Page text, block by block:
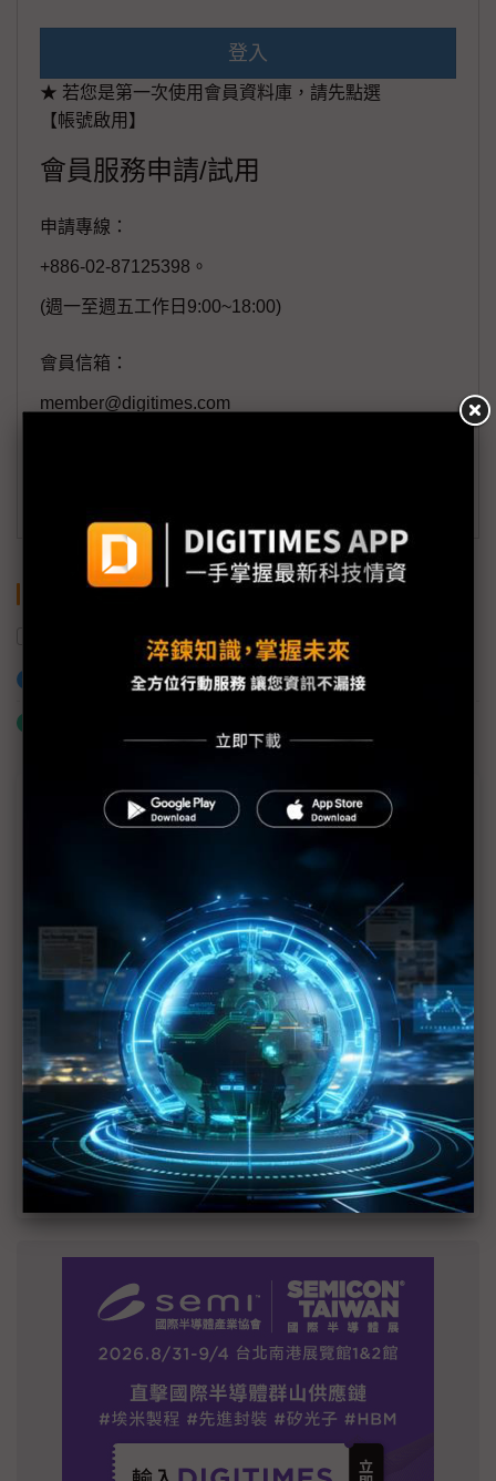
登入
★ 若您是第一次使用會員資料庫，請先點選
【帳號啟用】
會員服務申請/試用
申請專線：
+886-02-87125398。
(週一至週五工作日9:00~18:00)
會員信箱：
member@digitimes.com
關鍵字
Google App
加入已選取到「關鍵字追蹤」
近７天熱門報導
MLCC訂單過熱、出貨比創高 村田示警全球AI基
2027全年記憶體產能提前售罄 買家「祕而不
宣」只怕買不夠
英特爾EMIB良率達標 聯發科第2代ASIC產品
2028準時量產
光進銅退更明確？ 聯發科估SerDes 448G為銅
線「最終戰場」
SpaceX晶片採購大轉向 Elon Musk捨超微全面
採用NVIDIA